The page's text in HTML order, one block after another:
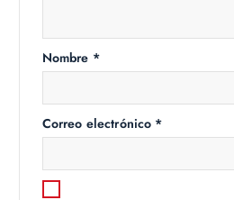
Nombre *
Correo electrónico *